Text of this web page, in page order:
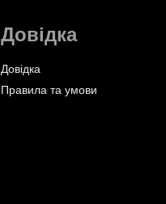
Довідка
Довідка
Правила та умови